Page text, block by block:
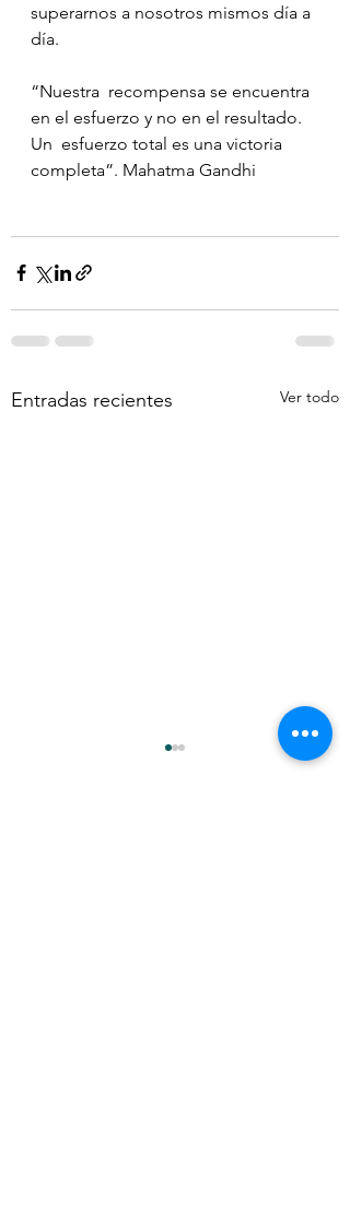
superarnos a nosotros mismos día a
día.
“Nuestra  recompensa se encuentra
en el esfuerzo y no en el resultado.
Un  esfuerzo total es una victoria
completa”. Mahatma Gandhi
Entradas recientes Ver todo